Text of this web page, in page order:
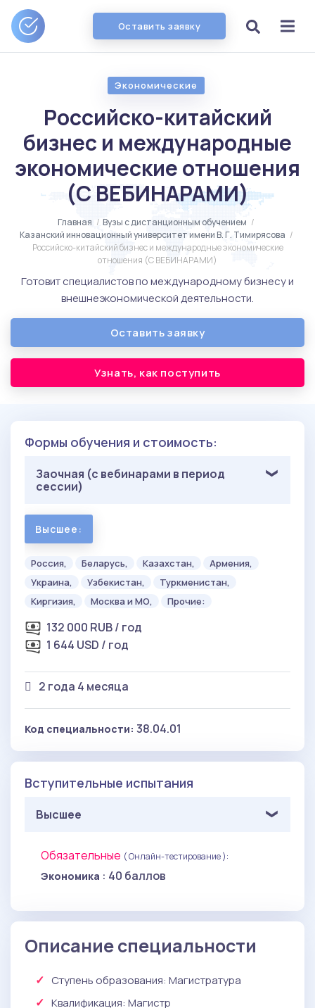
Оставить заявку
Экономические
Российско-китайский
бизнес и международные
экономические отношения
(С ВЕБИНАРАМИ)
Главная / Вузы с дистанционным обучением /
Казанский инновационный университет имени В. Г. Тимирясова /
Российско-китайский бизнес и международные экономические
отношения (С ВЕБИНАРАМИ)
Готовит специалистов по международному бизнесу и
внешнеэкономической деятельности.
Оставить заявку
Узнать, как поступить
Формы обучения и стоимость:
Заочная (с вебинарами в период
сессии)
Высшее:
Россия, Беларусь, Казахстан,
Армения,
Украина,
Узбекистан,
Туркменистан,
Киргизия,
Москва и МО, Прочие:
132 000 RUB / год
1 644 USD / год
2 года 4 месяца
Код специальности: 38.04.01
Вступительные испытания
Высшее
Обязательные ( Онлайн-тестирование ):
Экономика : 40 баллов
Описание специальности
Ступень образования: Магистратура
Квалификация: Магистр